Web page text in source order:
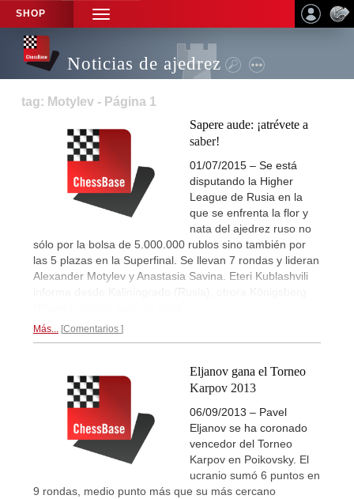
SHOP
TOGGLE
NAVIGATION
Noticias de ajedrez
tag: Motylev - Página 1
Sapere aude: ¡atrévete a
saber!
01/07/2015 – Se está
disputando la Higher
League de Rusia en la
que se enfrenta la flor y
nata del ajedrez ruso no
sólo por la bolsa de 5.000.000 rublos sino también por
las 5 plazas en la Superfinal. Se llevan 7 rondas y lideran
Alexander Motylev y Anastasia Savina. Eteri Kublashvili
informa desde Kaliningrado (Rusia), otrora Königsberg
Más... Comentarios
Eljanov gana el Torneo
Karpov 2013
06/09/2013 – Pavel
Eljanov se ha coronado
vencedor del Torneo
Karpov en Poikovsky. El
ucranio sumó 6 puntos en
9 rondas, medio punto más que su más cercano